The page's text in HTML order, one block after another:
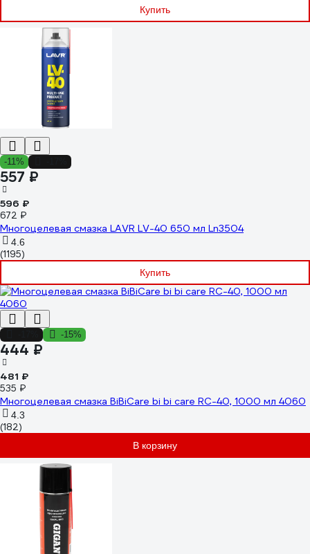
Купить
-11%
557 ₽
596 ₽
672 ₽
Многоцелевая смазка LAVR LV-40 650 мл Ln3504
4.6
(1195)
Купить
-15%
444 ₽
481 ₽
535 ₽
Многоцелевая смазка BiBiCare bi bi care RC-40, 1000 мл 4060
4.3
(182)
В корзину